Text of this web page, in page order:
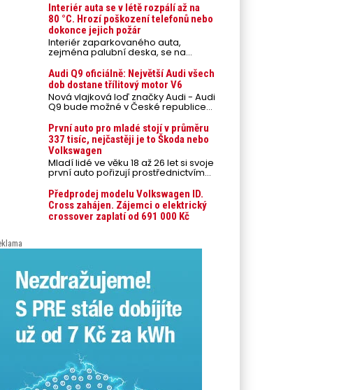
Interiér auta se v létě rozpálí až na
80 °C. Hrozí poškození telefonů nebo
dokonce jejich požár
Interiér zaparkovaného auta,
zejména palubní deska, se na
přímém slunci může během letních
veder rozpálit až na 80 °C. Takové
teploty představují nebezpečí pro
odložené mobilní telefony,
powerbanky nebo notebooky. Můžou
urychlit stárnutí baterií, poškodit
případech i zvýšit riziko požáru.
Audi Q9 oficiálně: Největší Audi všech
dob dostane třílitový motor V6
Nová vlajková loď značky Audi - Audi
Q9 bude možné v České republice
objednávat od prvního srpnového
týdne 2026, kde budou oznámeny
také české ceny.
První auto pro mladé stojí v průměru
337 tisíc, nejčastěji je to Škoda nebo
Volkswagen
Mladí lidé ve věku 18 až 26 let si svoje
první auto pořizují prostřednictvím
úvěrového financování jako ojeté. Je
to tak u 93,3 % lidí, jen 6,7 % si pořídí
nové auto. Průměrná pořizovací
cena vozu dosahuje 337 tisíc korun a
průměrná financovaná částka
posledních 10 let (2016–2026).
Předprodej modelu Volkswagen ID.
Cross zahájen. Zájemci o elektrický
crossover zaplatí od 691 000 Kč